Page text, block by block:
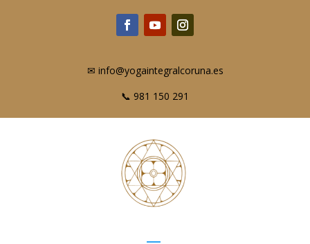
✉ info@yogaintegralcoruna.es
📞 981 150 291